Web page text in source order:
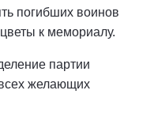
погибших воинов
к мемориалу.
партии
желающих